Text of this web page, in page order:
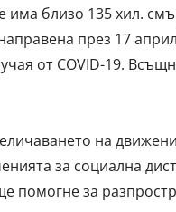
близо 135 хил.
през 17
от COVID-19.
на
за социална
помогне за